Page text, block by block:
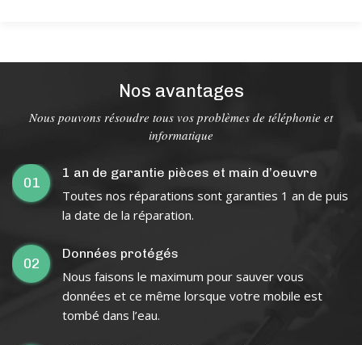
Nos avantages
Nous pouvons résoudre tous vos problèmes de téléphonie et
informatique
01
1 an de garantie pièces et main d’oeuvre
Toutes nos réparations sont garanties 1 an de puis
la date de la réparation.
02
Données protégés
Nous faisons le maximum pour sauver vous
données et ce même lorsque votre mobile est
tombé dans l’eau.